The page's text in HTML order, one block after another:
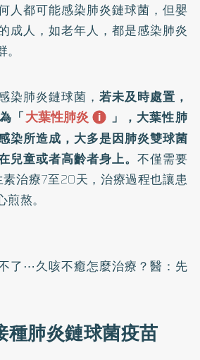
人都可能感染肺炎鏈球菌，但嬰
成人，如老年人，都是感染肺炎
染肺炎鏈球菌， 若未及時處置，
「大葉性肺炎
」，大葉性肺
染所造成，大多是因肺炎雙球菌
兒童或者高齡者身上。 不僅需要
治療7至20天，治療過程也讓患
熬。
了⋯久咳不癒怎麼治療？醫：先
種肺炎鏈球菌疫苗